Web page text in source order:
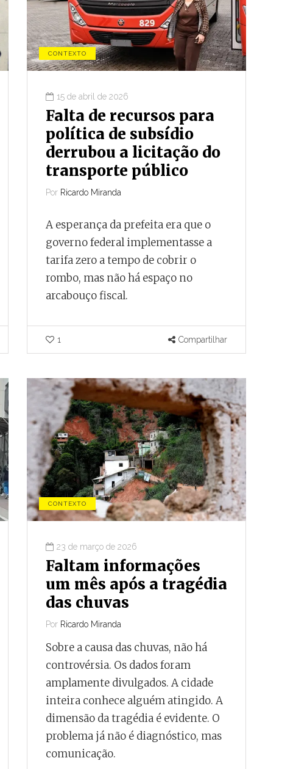
CONTEXTO
15 de abril de 2026
Falta de recursos para
política de subsídio
derrubou a licitação do
transporte público
Por Ricardo Miranda
A esperança da prefeita era que o
governo federal implementasse a
tarifa zero a tempo de cobrir o
rombo, mas não há espaço no
arcabouço fiscal.
1 Compartilhar
CONTEXTO
23 de março de 2026
Faltam informações
um mês após a tragédia
das chuvas
Por Ricardo Miranda
Sobre a causa das chuvas, não há
controvérsia. Os dados foram
amplamente divulgados. A cidade
inteira conhece alguém atingido. A
dimensão da tragédia é evidente. O
problema já não é diagnóstico, mas
comunicação.
registra
Compartilhar
3 de agosto de 2026
A menos de um mês
do fim do contrato,
Juiz de Fora vive
incerteza sobre
futuro do transporte
coletivo
PorRicardo Miranda
Para TCE-MG, riscos de
superam os prejuízos
decorrentes de sua paralisação.
0 0 Compartilhar